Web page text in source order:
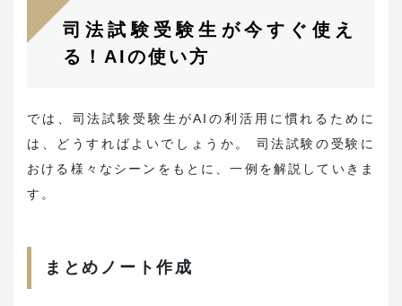
司法試験受験生が今すぐ使え
る！AIの使い方
では、司法試験受験生がAIの利活用に慣れるために
は、どうすればよいでしょうか。 司法試験の受験に
おける様々なシーンをもとに、一例を解説していきま
す。
まとめノート作成